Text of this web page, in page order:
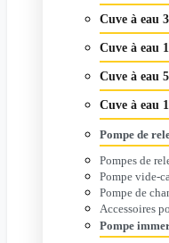
Cuve à eau
Cuve à eau
Cuve à eau
Cuve à eau
Pompe de
Pompes de
Pompe vide-
Pompe de
Accessoires
Pompe